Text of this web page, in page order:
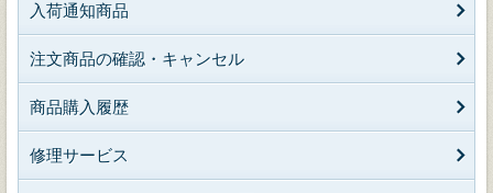
入荷通知商品
注文商品の確認・キャンセル
商品購入履歴
修理サービス